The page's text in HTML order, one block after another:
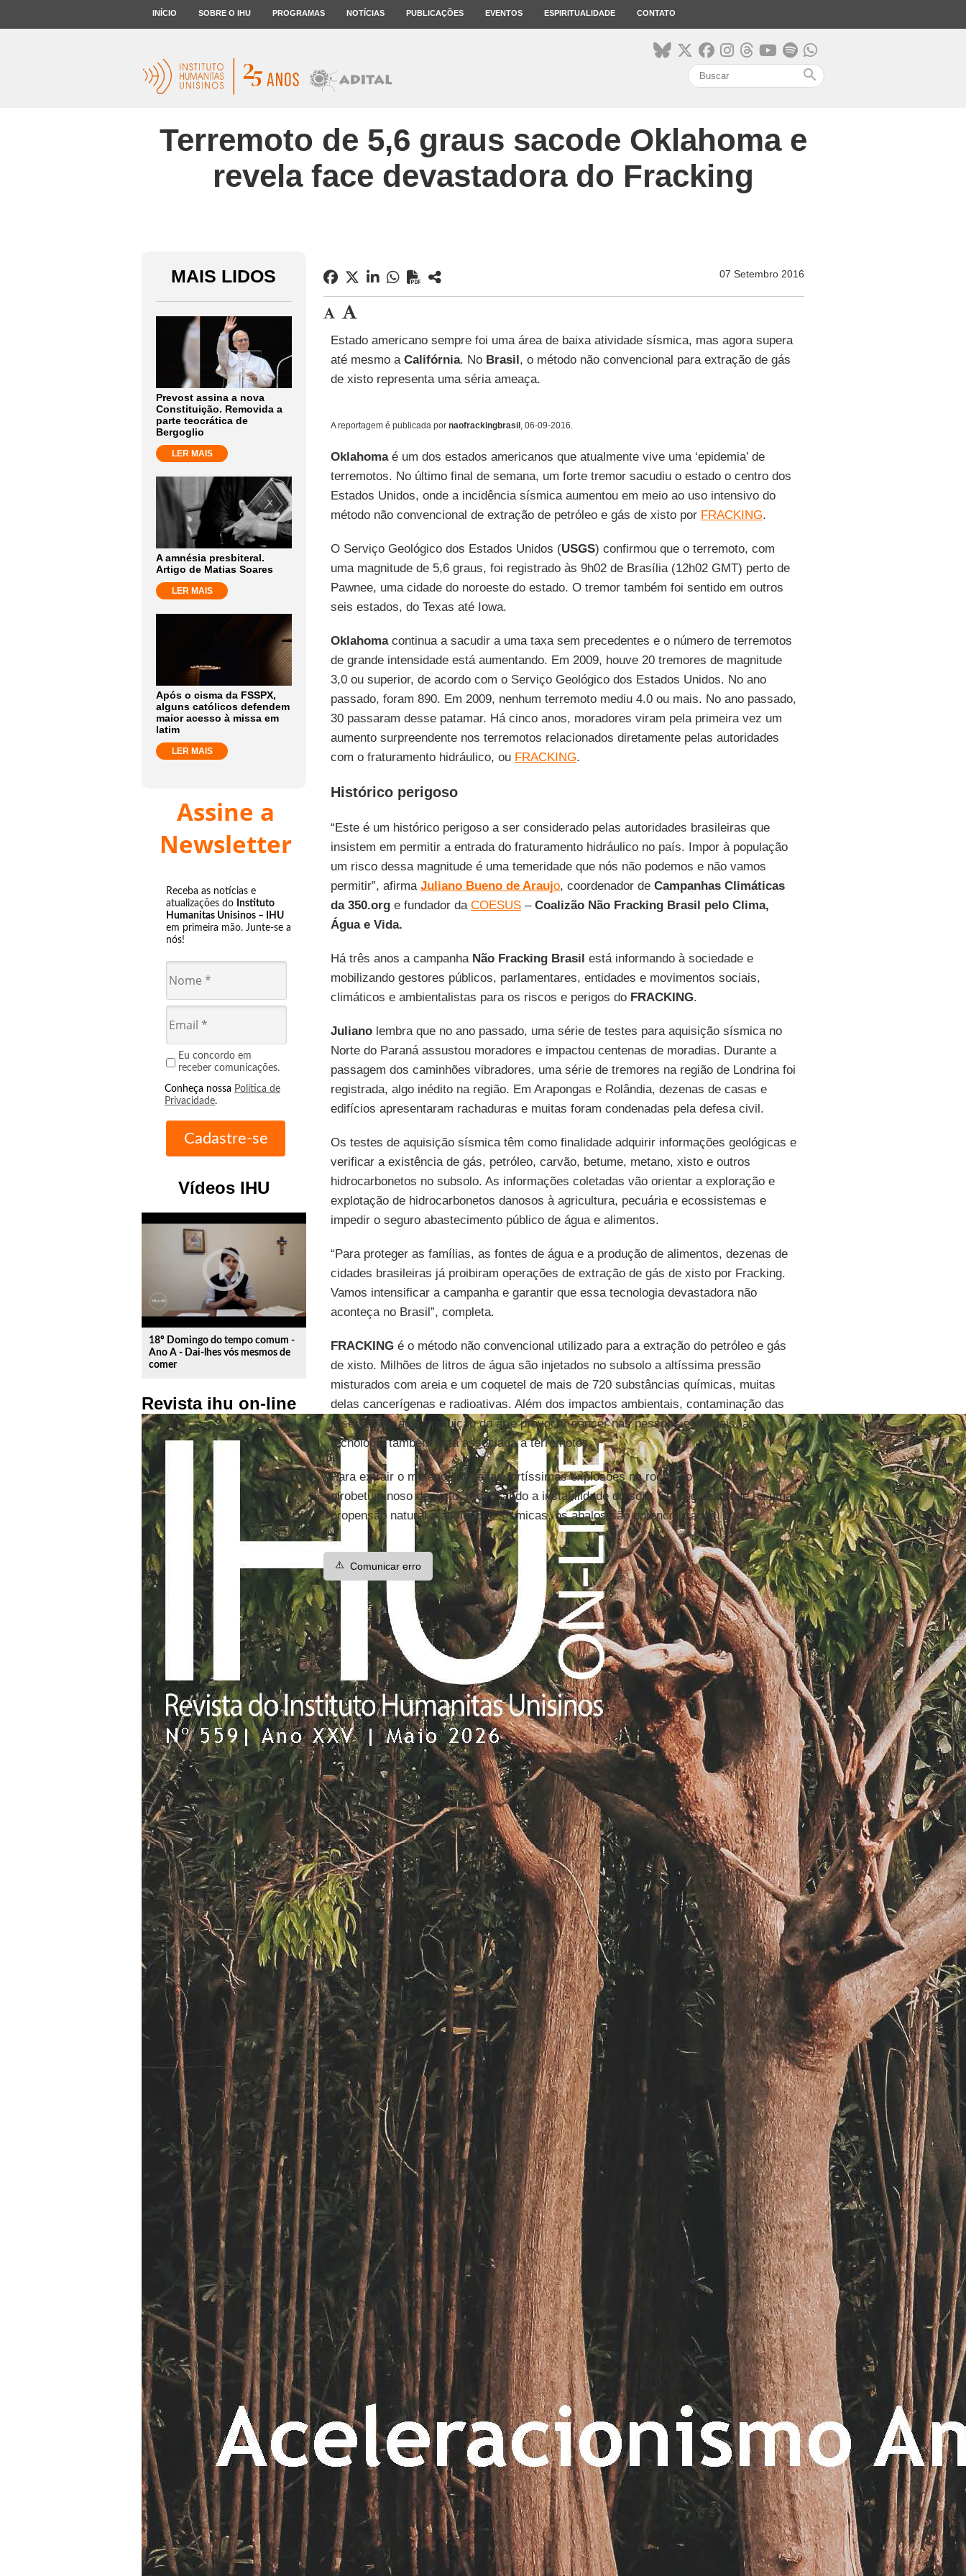
INÍCIO SOBRE O IHU PROGRAMAS NOTÍCIAS PUBLICAÇÕES EVENTOS ESPIRITUALIDADE CONTATO
search
Terremoto de 5,6 graus sacode Oklahoma e
revela face devastadora do Fracking
MAIS LIDOS
Prevost assina a nova
Constituição. Removida a
parte teocrática de
Bergoglio
LER MAIS
A amnésia presbiteral.
Artigo de Matias Soares
LER MAIS
Após o cisma da FSSPX,
alguns católicos defendem
maior acesso à missa em
latim
LER MAIS
Assine a
Newsletter
Receba as notícias e
atualizações do Instituto
Humanitas Unisinos – IHU
em primeira mão. Junte-se a
nós!
Eu concordo em
receber comunicações.
Conheça nossa Política de
Privacidade.
Vídeos IHU
play_circle_outline
18º Domingo do tempo comum -
Ano A - Dai-lhes vós mesmos de
comer
Revista ihu on-line
07 Setembro 2016
Estado americano sempre foi uma área de baixa atividade sísmica, mas agora supera
até mesmo a Califórnia. No Brasil, o método não convencional para extração de gás
de xisto representa uma séria ameaça.
A reportagem é publicada por naofrackingbrasil , 06-09-2016.
Oklahomaé um dos estados americanos que atualmente vive uma ‘epidemia’ de
terremotos. No último final de semana, um forte tremor sacudiu o estado o centro dos
Estados Unidos, onde a incidência sísmica aumentou em meio ao uso intensivo do
método não convencional de extração de petróleo e gás de xisto por FRACKING.
O Serviço Geológico dos Estados Unidos (USGS) confirmou que o terremoto, com
uma magnitude de 5,6 graus, foi registrado às 9h02 de Brasília (12h02 GMT) perto de
Pawnee, uma cidade do noroeste do estado. O tremor também foi sentido em outros
seis estados, do Texas até Iowa.
Oklahomacontinua a sacudir a uma taxa sem precedentes e o número de terremotos
de grande intensidade está aumentando. Em 2009, houve 20 tremores de magnitude
3,0 ou superior, de acordo com o Serviço Geológico dos Estados Unidos. No ano
passado, foram 890. Em 2009, nenhum terremoto mediu 4.0 ou mais. No ano passado,
30 passaram desse patamar. Há cinco anos, moradores viram pela primeira vez um
aumento surpreendente nos terremotos relacionados diretamente pelas autoridades
com o fraturamento hidráulico, ou FRACKING.
Histórico perigoso
“Este é um histórico perigoso a ser considerado pelas autoridades brasileiras que
insistem em permitir a entrada do fraturamento hidráulico no país. Impor à população
um risco dessa magnitude é uma temeridade que nós não podemos e não vamos
permitir”, afirma Juliano Bueno de Araujo, coordenador de Campanhas Climáticas
da 350.orge fundador da COESUS– Coalizão Não Fracking Brasil pelo Clima,
Água e Vida.
Há três anos a campanha Não Fracking Brasil está informando à sociedade e
mobilizando gestores públicos, parlamentares, entidades e movimentos sociais,
climáticos e ambientalistas para os riscos e perigos do FRACKING.
Julianolembra que no ano passado, uma série de testes para aquisição sísmica no
Norte do Paraná assustou moradores e impactou centenas de moradias. Durante a
passagem dos caminhões vibradores, uma série de tremores na região de Londrina foi
registrada, algo inédito na região. Em Arapongas e Rolândia, dezenas de casas e
edifícios apresentaram rachaduras e muitas foram condenadas pela defesa civil.
Os testes de aquisição sísmica têm como finalidade adquirir informações geológicas e
verificar a existência de gás, petróleo, carvão, betume, metano, xisto e outros
hidrocarbonetos no subsolo. As informações coletadas vão orientar a exploração e
explotação de hidrocarbonetos danosos à agricultura, pecuária e ecossistemas e
impedir o seguro abastecimento público de água e alimentos.
“Para proteger as famílias, as fontes de água e a produção de alimentos, dezenas de
cidades brasileiras já proibiram operações de extração de gás de xisto por Fracking.
Vamos intensificar a campanha e garantir que essa tecnologia devastadora não
aconteça no Brasil”, completa.
FRACKINGé o método não convencional utilizado para a extração do petróleo e gás
de xisto. Milhões de litros de água são injetados no subsolo a altíssima pressão
misturados com areia e um coquetel de mais de 720 substâncias químicas, muitas
delas cancerígenas e radioativas. Além dos impactos ambientais, contaminação das
reservas de água, poluição do ar e provocar câncer nas pessoas e animais, a
tecnologia também está associada a terremotos.
Para extrair o metano são feitas fortíssimas explosões na rocha do folhelho
pirobetuminoso de xisto, provocando a instabilidade do solo. Em regiões onde há uma
propensão natural a atividades sísmicas, os abalos são potencializados.
⚠️ Comunicar erro